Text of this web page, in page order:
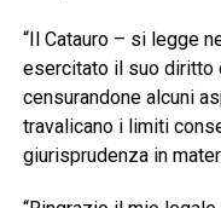
“Il Catauro – si legge
esercitato il suo diritto
censurandone alcuni
travalicano i limiti
giurisprudenza in